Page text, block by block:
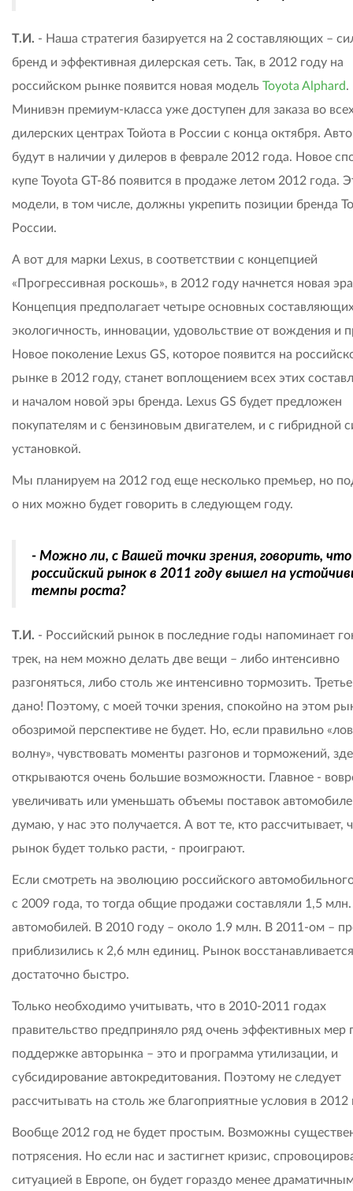
Т.И. - Наша стратегия базируется на 2 составляющих –
бренд и эффективная дилерская сеть. Так, в 2012 году на
российском рынке появится новая модель Toyota Alphard.
Минивэн премиум-класса уже доступен для заказа во
дилерских центрах Тойота в России с конца октября.
будут в наличии у дилеров в феврале 2012 года. Новое
купе Toyota GT-86 появится в продаже летом 2012 года.
модели, в том числе, должны укрепить позиции бренда
России.
А вот для марки Lexus, в соответствии с концепцией
«Прогрессивная роскошь», в 2012 году начнется новая
Концепция предполагает четыре основных
экологичность, инновации, удовольствие от вождения и
Новое поколение Lexus GS, которое появится на
рынке в 2012 году, станет воплощением всех этих
и началом новой эры бренда. Lexus GS будет предложен
покупателям и с бензиновым двигателем, и с гибридной
установкой.
Мы планируем на 2012 год еще несколько премьер, но
о них можно будет говорить в следующем году.
- Можно ли, с Вашей точки зрения, говорить, что
российский рынок в 2011 году вышел на
темпы роста?
Т.И. - Российский рынок в последние годы напоминает
трек, на нем можно делать две вещи – либо интенсивно
разгоняться, либо столь же интенсивно тормозить.
дано! Поэтому, с моей точки зрения, спокойно на этом
обозримой перспективе не будет. Но, если правильно
волну», чувствовать моменты разгонов и торможений,
открываются очень большие возможности. Главное -
увеличивать или уменьшать объемы поставок
думаю, у нас это получается. А вот те, кто рассчитывает,
рынок будет только расти, - проиграют.
Если смотреть на эволюцию российского
с 2009 года, то тогда общие продажи составляли 1,5 млн.
автомобилей. В 2010 году – около 1.9 млн. В 2011-ом –
приблизились к 2,6 млн единиц. Рынок восстанавливается
достаточно быстро.
Только необходимо учитывать, что в 2010-2011 годах
правительство предприняло ряд очень эффективных мер
поддержке авторынка – это и программа утилизации, и
субсидирование автокредитования. Поэтому не следует
рассчитывать на столь же благоприятные условия в 2012
Вообще 2012 год не будет простым. Возможны
потрясения. Но если нас и застигнет кризис,
ситуацией в Европе, он будет гораздо менее